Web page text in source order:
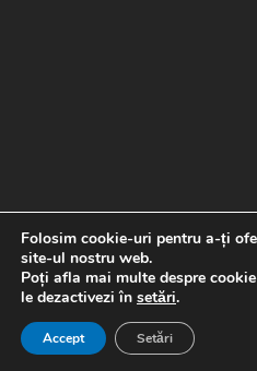
Copyright © 2026 Banda de picurare
Folosim cookie-uri pentru a-ți
site-ul nostru web.
Poți afla mai multe despre
le dezactivezi în setări.
Accept Setări